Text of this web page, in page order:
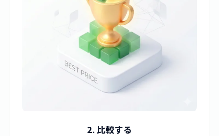
2. 比較する